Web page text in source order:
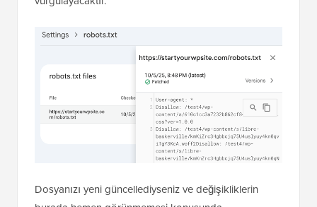
son sürümünü gösterecektir. Tespit ettiği herhangi bir
sözdizimi hatasını veya mantıksal sorunu
vurgulayacaktır.